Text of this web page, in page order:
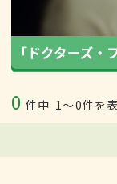
0 件中 1〜0件を